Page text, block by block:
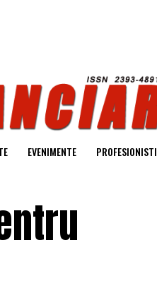
EVENIMENTE PROFESIONISTI